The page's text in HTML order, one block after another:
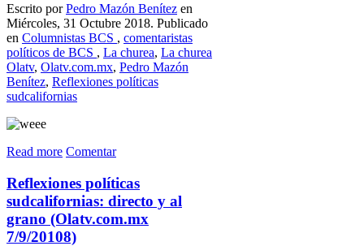
Escrito porPedro Mazón Benítez en
Miércoles, 31 Octubre 2018. Publicado
en Columnistas BCS , comentaristas
políticos de BCS , La churea, La churea
Olatv, Olatv.com.mx, Pedro Mazón
Benítez, Reflexiones políticas
sudcalifornias
Read more Comentar
Reflexiones políticas
sudcalifornias: directo y al
grano (Olatv.com.mx
7/9/20108)